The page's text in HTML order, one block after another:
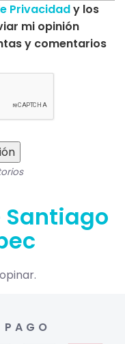
Privacidady los
mi opinión
y comentarios
Santiago